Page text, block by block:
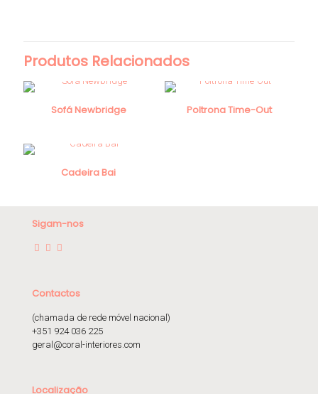
Produtos Relacionados
Sofá Newbridge Poltrona Time-Out
Cadeira Bai
Sigam-nos
Contactos
(chamada de rede móvel nacional)
+351 924 036 225
geral@coral-interiores.com
Localização